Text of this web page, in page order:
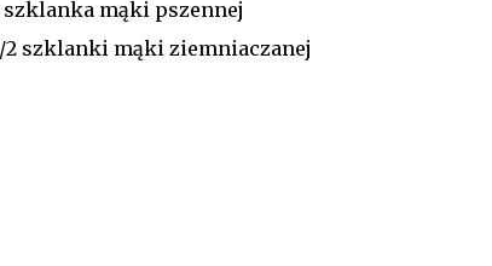
szklanka mąki pszennej
2 szklanki mąki ziemniaczanej